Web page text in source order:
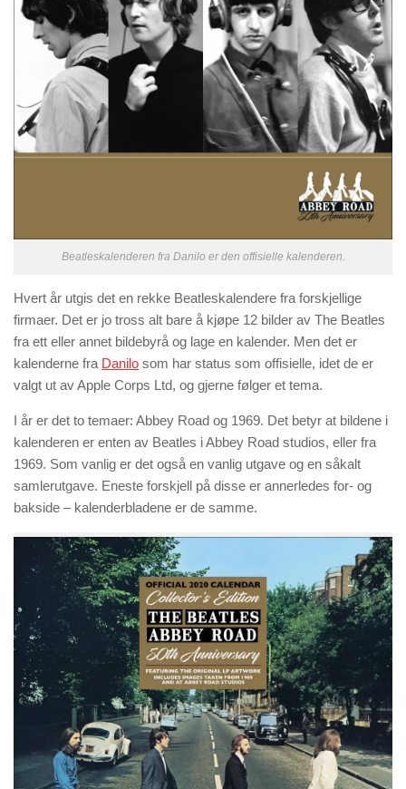
Beatleskalenderen fra Danilo er den offisielle kalenderen.
Hvert år utgis det en rekke Beatleskalendere fra forskjellige
firmaer. Det er jo tross alt bare å kjøpe 12 bilder av The Beatles
fra ett eller annet bildebyrå og lage en kalender. Men det er
kalenderne fra Danilo som har status som offisielle, idet de er
valgt ut av Apple Corps Ltd, og gjerne følger et tema.
I år er det to temaer: Abbey Road og 1969. Det betyr at bildene i
kalenderen er enten av Beatles i Abbey Road studios, eller fra
1969. Som vanlig er det også en vanlig utgave og en såkalt
samlerutgave. Eneste forskjell på disse er annerledes for- og
bakside – kalenderbladene er de samme.